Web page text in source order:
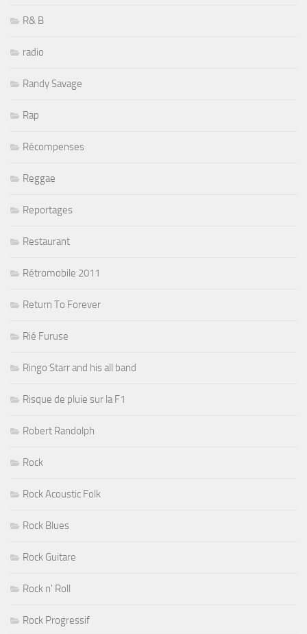
R& B
radio
Randy Savage
Rap
Récompenses
Reggae
Reportages
Restaurant
Rétromobile 2011
Return To Forever
Rié Furuse
Ringo Starr and his all band
Risque de pluie sur la F1
Robert Randolph
Rock
Rock Acoustic Folk
Rock Blues
Rock Guitare
Rock n' Roll
Rock Progressif